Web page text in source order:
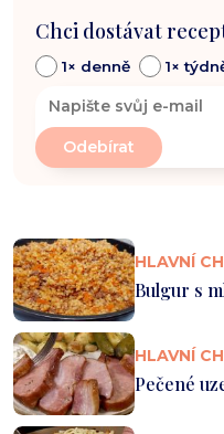
Chci dostávat
1× denně 1×
HLAVNÍ
Bulgur s
HLAVNÍ
Pečené